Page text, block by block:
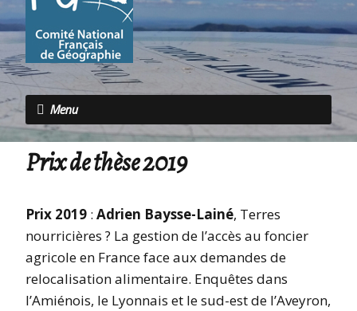
Menu
Prix de thèse 2019
Prix 2019 : Adrien Baysse-Lainé, Terres
nourricières ? La gestion de l’accès au foncier
agricole en France face aux demandes de
relocalisation alimentaire. Enquêtes dans
l’Amiénois, le Lyonnais et le sud-est de l’Aveyron,